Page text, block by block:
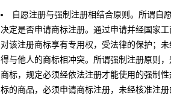
自愿注册与强制注册相结合原则。所谓自
决定是否申请商标注册。通过申请并经国家
对该注册商标享有专用权，受法律的保护；
得与他人的商标相冲突。所谓强制注册原则
商标，规定必须经依法注册才能使用的强制
标的商品，必须申请商标注册，未经核准注